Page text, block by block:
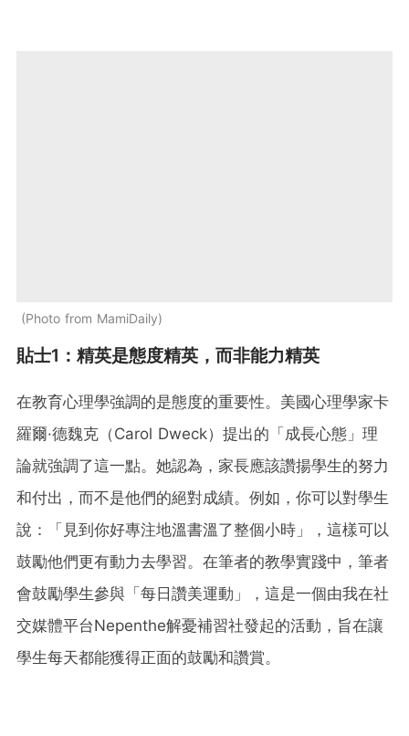
Photo from MamiDaily
貼士1：精英是態度精英，而非能力精英
在教育心理學強調的是態度的重要性。美國心理學家卡
羅爾·德魏克（Carol Dweck）提出的「成長心態」理
論就強調了這一點。她認為，家長應該讚揚學生的努力
和付出，而不是他們的絕對成績。例如，你可以對學生
說：「見到你好專注地溫書溫了整個小時」，這樣可以
鼓勵他們更有動力去學習。在筆者的教學實踐中，筆者
會鼓勵學生參與「每日讚美運動」，這是一個由我在社
交媒體平台Nepenthe解憂補習社發起的活動，旨在讓
學生每天都能獲得正面的鼓勵和讚賞。